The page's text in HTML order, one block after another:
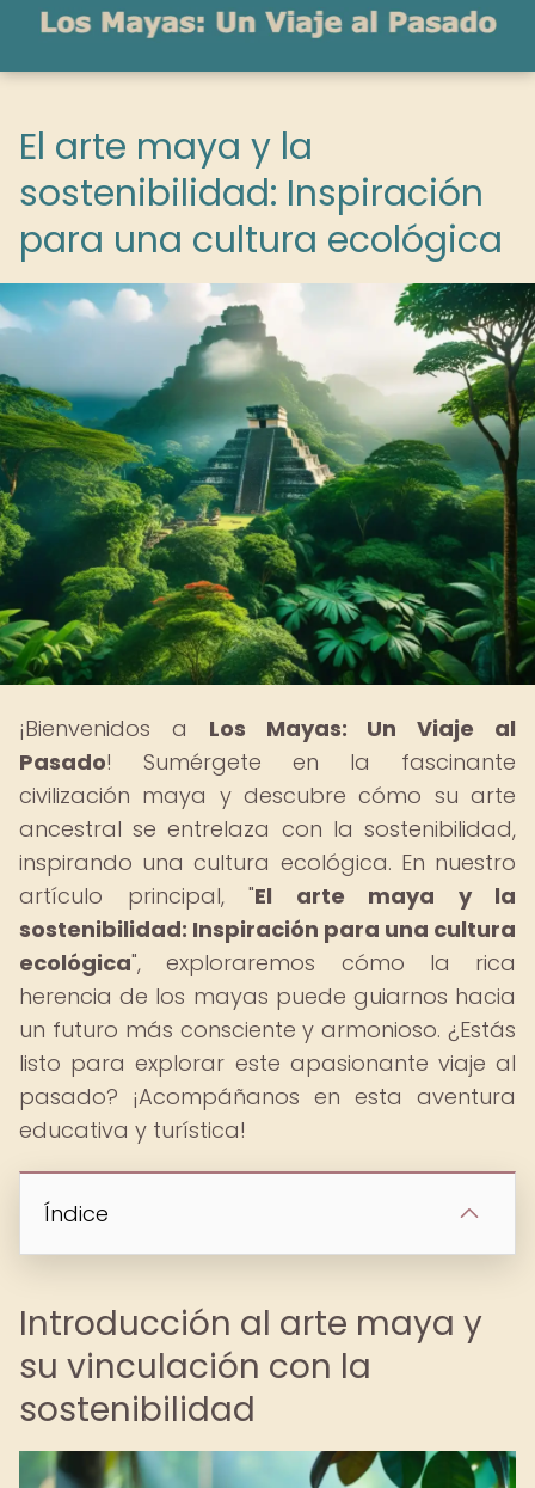
El arte maya y la
sostenibilidad: Inspiración
para una cultura ecológica
¡Bienvenidos a Los Mayas: Un Viaje al
Pasado! Sumérgete en la fascinante
civilización maya y descubre cómo su arte
ancestral se entrelaza con la sostenibilidad,
inspirando una cultura ecológica. En nuestro
artículo principal, "El arte maya y la
sostenibilidad: Inspiración para una cultura
ecológica", exploraremos cómo la rica
herencia de los mayas puede guiarnos hacia
un futuro más consciente y armonioso. ¿Estás
listo para explorar este apasionante viaje al
pasado? ¡Acompáñanos en esta aventura
educativa y turística!
Índice
Introducción al arte maya y
su vinculación con la
sostenibilidad